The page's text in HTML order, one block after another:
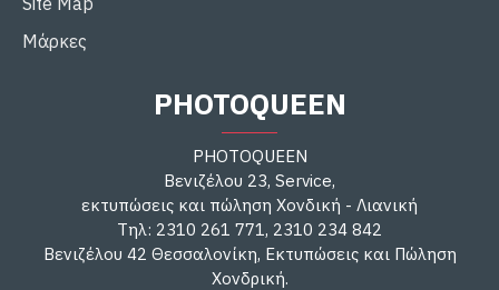
Μάρκες
PHOTOQUEEN
PHOTOQUEEN
Βενιζέλου 23, Service,
εκτυπώσεις και πώληση Χονδική - Λιανική
Τηλ: 2310 261 771, 2310 234 842
Βενιζέλου 42 Θεσσαλονίκη, Εκτυπώσεις και Πώληση
Χονδρική.